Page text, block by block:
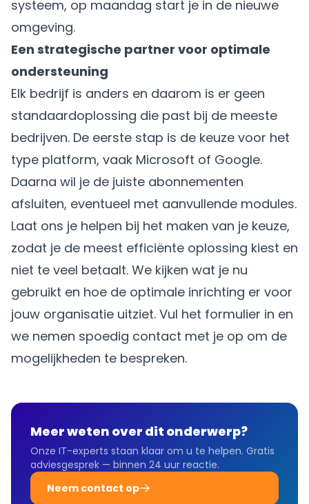
systeem, op maandag start je in de nieuwe
omgeving.
Een strategische partner voor optimale
ondersteuning
Elk bedrijf is anders en daarom is er geen
standaardoplossing die past bij de meeste
bedrijven. De eerste stap is de keuze voor het
type platform, vaak Microsoft of Google.
Daarna wil je de juiste abonnementen
afsluiten, eventueel met aanvullende modules.
Laat ons je helpen bij het maken van je keuze,
zodat je de meest efficiënte oplossing kiest en
niet te veel betaalt. We kijken wat je nu
gebruikt en hoe de optimale inrichting er voor
jouw organisatie uitziet. Vul het formulier in en
we nemen spoedig contact met je op om de
mogelijkheden te bespreken.
Meer weten over dit onderwerp?
Onze IT-experts staan klaar om u te helpen. Gratis
adviesgesprek — binnen 24 uur reactie.
Neem contact op